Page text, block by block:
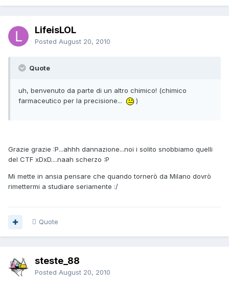
LifeisLOL
Posted August 20, 2010
Quote
uh, benvenuto da parte di un altro chimico! (chimico
farmaceutico per la precisione...
)
Grazie grazie :P...ahhh dannazione...noi i solito snobbiamo quelli
del CTF xDxD....naah scherzo :P
Mi mette in ansia pensare che quando tornerò da Milano dovrò
rimettermi a studiare seriamente :/
Quote
steste_88
Posted August 20, 2010